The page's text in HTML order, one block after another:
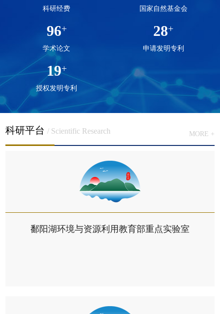
科研经费 国家自然基金会
96+
学术论文
28+
申请发明专利
19+
授权发明专利
科研平台/ Scientific Research MORE +
鄱阳湖环境与资源利用教育部重点实验室